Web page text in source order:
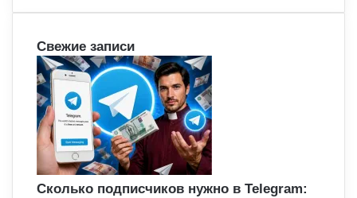
Свежие записи
Сколько подписчиков нужно в Telegram: